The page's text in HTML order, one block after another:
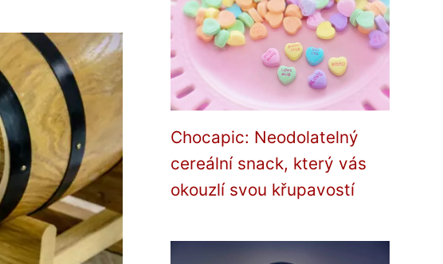
Chocapic: Neodolatelný
cereální snack, který vás
okouzlí svou křupavostí